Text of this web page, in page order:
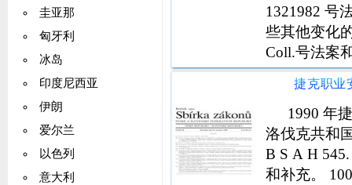
圭亚那
匈牙利
冰岛
印度尼西亚
伊朗
爱尔兰
以色列
意大利
1321982 号
些其他变化
Coll.号法案
命名和补充
1990 年
洛伐克共和
B S A H
和补充。